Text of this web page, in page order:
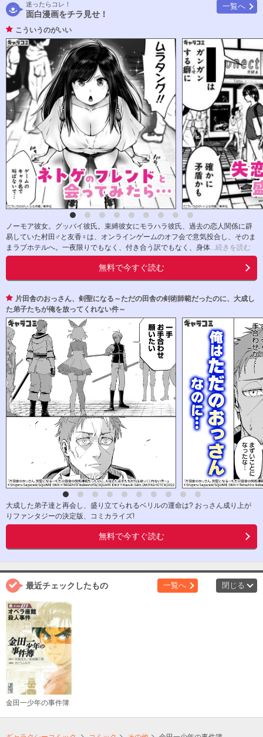
迷ったらコレ！
面白漫画をチラ見せ！
一覧へ
こういうのがいい
ノーモア彼女。グッバイ彼氏。束縛彼女にモラハラ彼氏、過去の恋人関係に辟
易していた村田♂と友香♀は、オンラインゲームのオフ会で意気投合し、そのま
まラブホテルへ。一夜限りでもなく、付き合う訳でもなく、身体...続きを読む
無料で今すぐ読む
片田舎のおっさん、剣聖になる～ただの田舎の剣術師範だったのに、大成し
た弟子たちが俺を放ってくれない件～
大成した弟子達と再会し、盛り立てられるベリルの運命は? おっさん成り上が
りファンタジーの決定版、コミカライズ!
無料で今すぐ読む
最近チェックしたもの 一覧へ 閉じる
金田一少年の事件簿